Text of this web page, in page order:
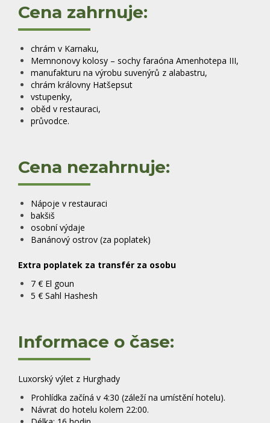
Cena zahrnuje:
chrám v Karnaku,
Memnonovy kolosy – sochy faraóna Amenhotepa III,
manufakturu na výrobu suvenýrů z alabastru,
chrám královny Hatšepsut
vstupenky,
oběd v restauraci,
průvodce.
Cena nezahrnuje:
Nápoje v restauraci
bakšiš
osobní výdaje
Banánový ostrov (za poplatek)
Extra poplatek za transfér za osobu
7 € El goun
5 € Sahl Hashesh
Informace o čase:
Luxorský výlet z Hurghady
Prohlídka začíná v 4:30 (záleží na umístění hotelu).
Návrat do hotelu kolem 22:00.